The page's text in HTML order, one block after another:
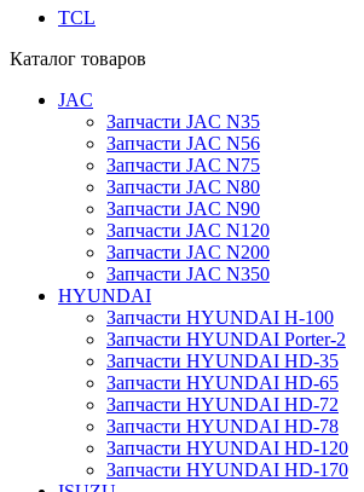
TCL
Каталог товаров
JAC
Запчасти JAC N35
Запчасти JAC N56
Запчасти JAC N75
Запчасти JAC N80
Запчасти JAC N90
Запчасти JAC N120
Запчасти JAC N200
Запчасти JAC N350
HYUNDAI
Запчасти HYUNDAI H-100
Запчасти HYUNDAI Porter-2
Запчасти HYUNDAI HD-35
Запчасти HYUNDAI HD-65
Запчасти HYUNDAI HD-72
Запчасти HYUNDAI HD-78
Запчасти HYUNDAI HD-120
Запчасти HYUNDAI HD-170